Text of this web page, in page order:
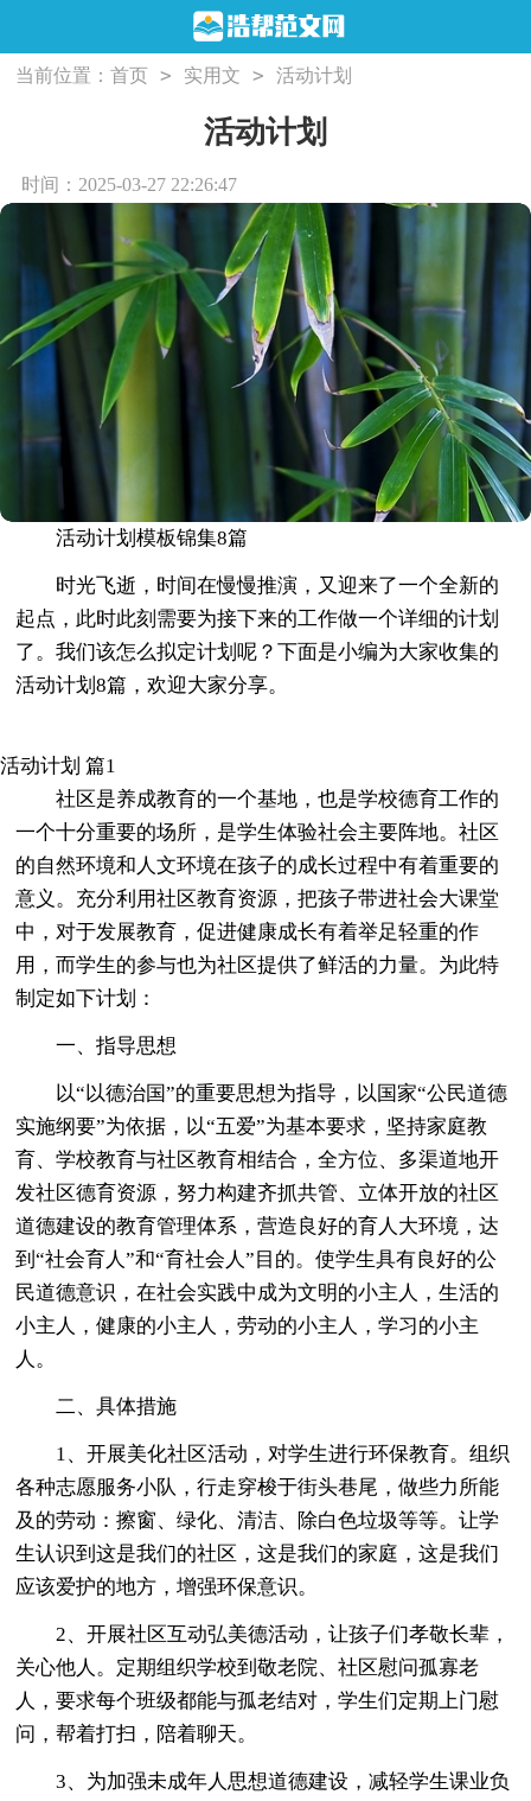
当前位置：首页 > 实用文 > 活动计划
活动计划
时间：2025-03-27 22:26:47
活动计划模板锦集8篇
时光飞逝，时间在慢慢推演，又迎来了一个全新的
起点，此时此刻需要为接下来的工作做一个详细的计划
了。我们该怎么拟定计划呢？下面是小编为大家收集的
活动计划8篇，欢迎大家分享。
活动计划 篇1
社区是养成教育的一个基地，也是学校德育工作的
一个十分重要的场所，是学生体验社会主要阵地。社区
的自然环境和人文环境在孩子的成长过程中有着重要的
意义。充分利用社区教育资源，把孩子带进社会大课堂
中，对于发展教育，促进健康成长有着举足轻重的作
用，而学生的参与也为社区提供了鲜活的力量。为此特
制定如下计划：
一、指导思想
以“以德治国”的重要思想为指导，以国家“公民道德
实施纲要”为依据，以“五爱”为基本要求，坚持家庭教
育、学校教育与社区教育相结合，全方位、多渠道地开
发社区德育资源，努力构建齐抓共管、立体开放的社区
道德建设的教育管理体系，营造良好的育人大环境，达
到“社会育人”和“育社会人”目的。使学生具有良好的公
民道德意识，在社会实践中成为文明的小主人，生活的
小主人，健康的小主人，劳动的小主人，学习的小主
人。
二、具体措施
1、开展美化社区活动，对学生进行环保教育。组织
各种志愿服务小队，行走穿梭于街头巷尾，做些力所能
及的劳动：擦窗、绿化、清洁、除白色垃圾等等。让学
生认识到这是我们的社区，这是我们的家庭，这是我们
应该爱护的地方，增强环保意识。
2、开展社区互动弘美德活动，让孩子们孝敬长辈，
关心他人。定期组织学校到敬老院、社区慰问孤寡老
人，要求每个班级都能与孤老结对，学生们定期上门慰
问，帮着打扫，陪着聊天。
3、为加强未成年人思想道德建设，减轻学生课业负